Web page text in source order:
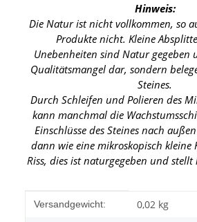
Hinweis:
Die Natur ist nicht vollkommen, so
Produkte nicht. Kleine
Unebenheiten sind Natur gegeben
Qualitätsmangel dar, sondern
Steines.
Durch Schleifen und Polieren des
kann manchmal die
Einschlüsse des Steines nach
dann wie eine mikroskopisch kleine
Riss, dies ist naturgegeben und
Produkteigenschaft
Wert
Versandgewicht: 0,02 kg